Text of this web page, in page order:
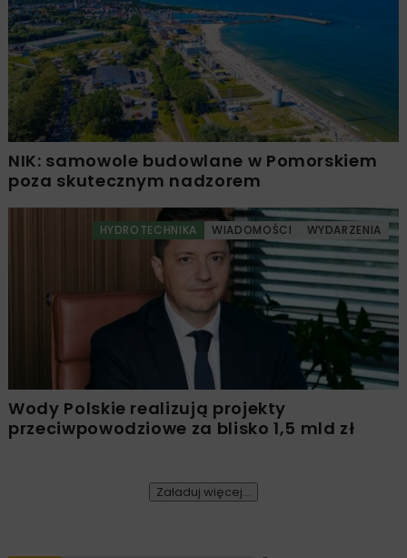
NIK: samowole budowlane w Pomorskiem
poza skutecznym nadzorem
HYDROTECHNIKA WIADOMOŚCI WYDARZENIA
Wody Polskie realizują projekty
przeciwpowodziowe za blisko 1,5 mld zł
Załaduj więcej...